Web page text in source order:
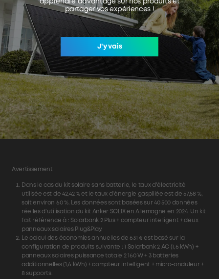
apprendre davantage sur nos produits et
partager vos expériences !
J'y vais
Avertissement
Dans le cas du kit solaire sans batterie, le taux d'électricité
utilisée est de 42,42 % et le taux d'énergie gaspillée est de 57,58 %,
soit environ 60 %. Les données sont basées sur 40 500 données
réelles d'utilisation du kit Anker SOLIX en Allemagne en 2024. Un kit
fait référence à : Solarbank 2 Plus + compteur intelligent + deux
panneaux solaires Plug&Play.
Le calcul des économies annuelles de 631 € est basé sur la
configuration de produits suivante : 1 Solarbank 2 AC (1,6 kWh) +
panneaux solaires puissance totale 2 160 W + 3 batteries
additionnelles (1,6 kWh) + compteur intelligent + micro-onduleur +
8 supports.